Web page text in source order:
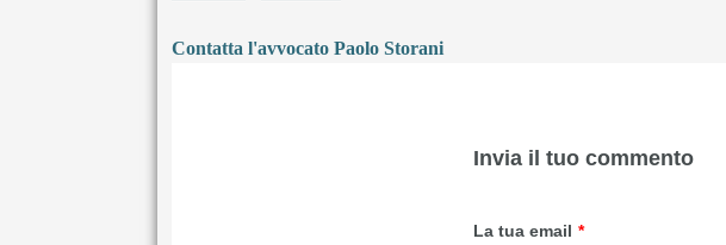
Contatta l'avvocato Paolo Storani